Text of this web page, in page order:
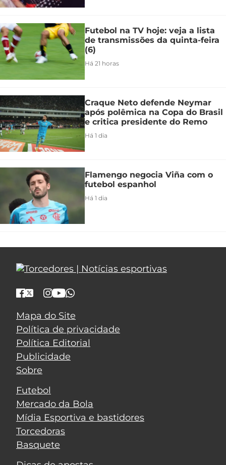
Futebol na TV hoje: veja a lista
de transmissões da quinta-feira
(6)
Há 21 horas
Craque Neto defende Neymar
após polêmica na Copa do Brasil
e critica presidente do Remo
Há 1 dia
Flamengo negocia Viña com o
futebol espanhol
Há 1 dia
Mapa do Site
Política de privacidade
Política Editorial
Publicidade
Sobre
Futebol
Mercado da Bola
Mídia Esportiva e bastidores
Torcedoras
Basquete